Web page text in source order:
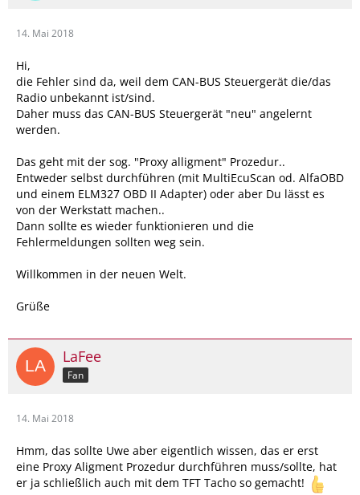
14. Mai 2018
Hi,
die Fehler sind da, weil dem CAN-BUS Steuergerät die/das
Radio unbekannt ist/sind.
Daher muss das CAN-BUS Steuergerät "neu" angelernt
werden.
Das geht mit der sog. "Proxy alligment" Prozedur..
Entweder selbst durchführen (mit MultiEcuScan od. AlfaOBD
und einem ELM327 OBD II Adapter) oder aber Du lässt es
von der Werkstatt machen..
Dann sollte es wieder funktionieren und die
Fehlermeldungen sollten weg sein.
Willkommen in der neuen Welt.
Grüße
LaFee
Fan
14. Mai 2018
Hmm, das sollte Uwe aber eigentlich wissen, das er erst
eine Proxy Aligment Prozedur durchführen muss/sollte, hat
er ja schließlich auch mit dem TFT Tacho so gemacht!